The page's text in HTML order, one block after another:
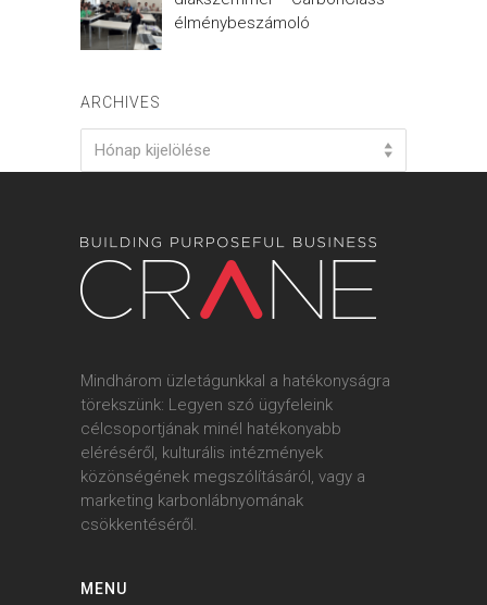
élménybeszámoló
ARCHIVES
Hónap kijelölése
Mindhárom üzletágunkkal a hatékonyságra
törekszünk: Legyen szó ügyfeleink
célcsoportjának minél hatékonyabb
eléréséről, kulturális intézmények
közönségének megszólításáról, vagy a
marketing karbonlábnyomának
csökkentéséről.
MENU